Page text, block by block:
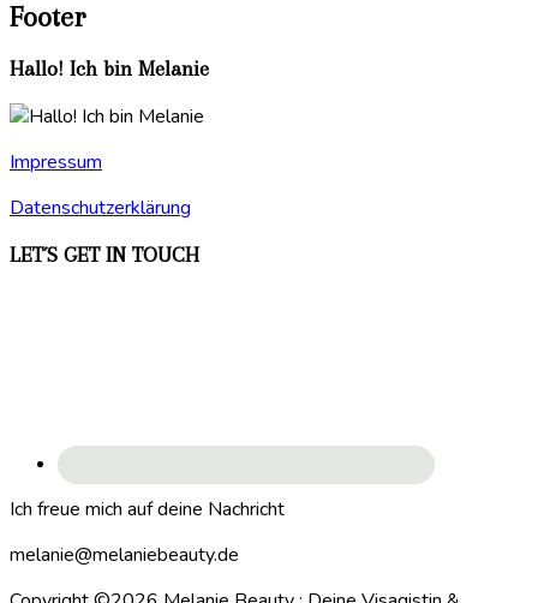
Footer
Hallo! Ich bin Melanie
Impressum
Datenschutzerklärung
LET´S GET IN TOUCH
Ich freue mich auf deine Nachricht
melanie@melaniebeauty.de